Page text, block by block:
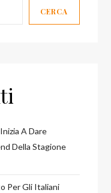
CERCA
A Dare
Della Stagione
Per Gli Italiani